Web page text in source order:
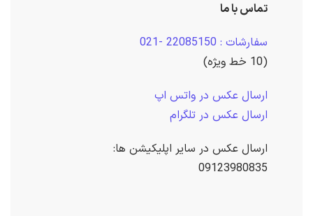
تماس با ما
سفارشات : 22085150 -021
(10 خط ویژه)
ارسال عکس در واتس اپ
ارسال عکس در تلگرام
ارسال عکس در سایر اپلیکیشن ها:
09123980835